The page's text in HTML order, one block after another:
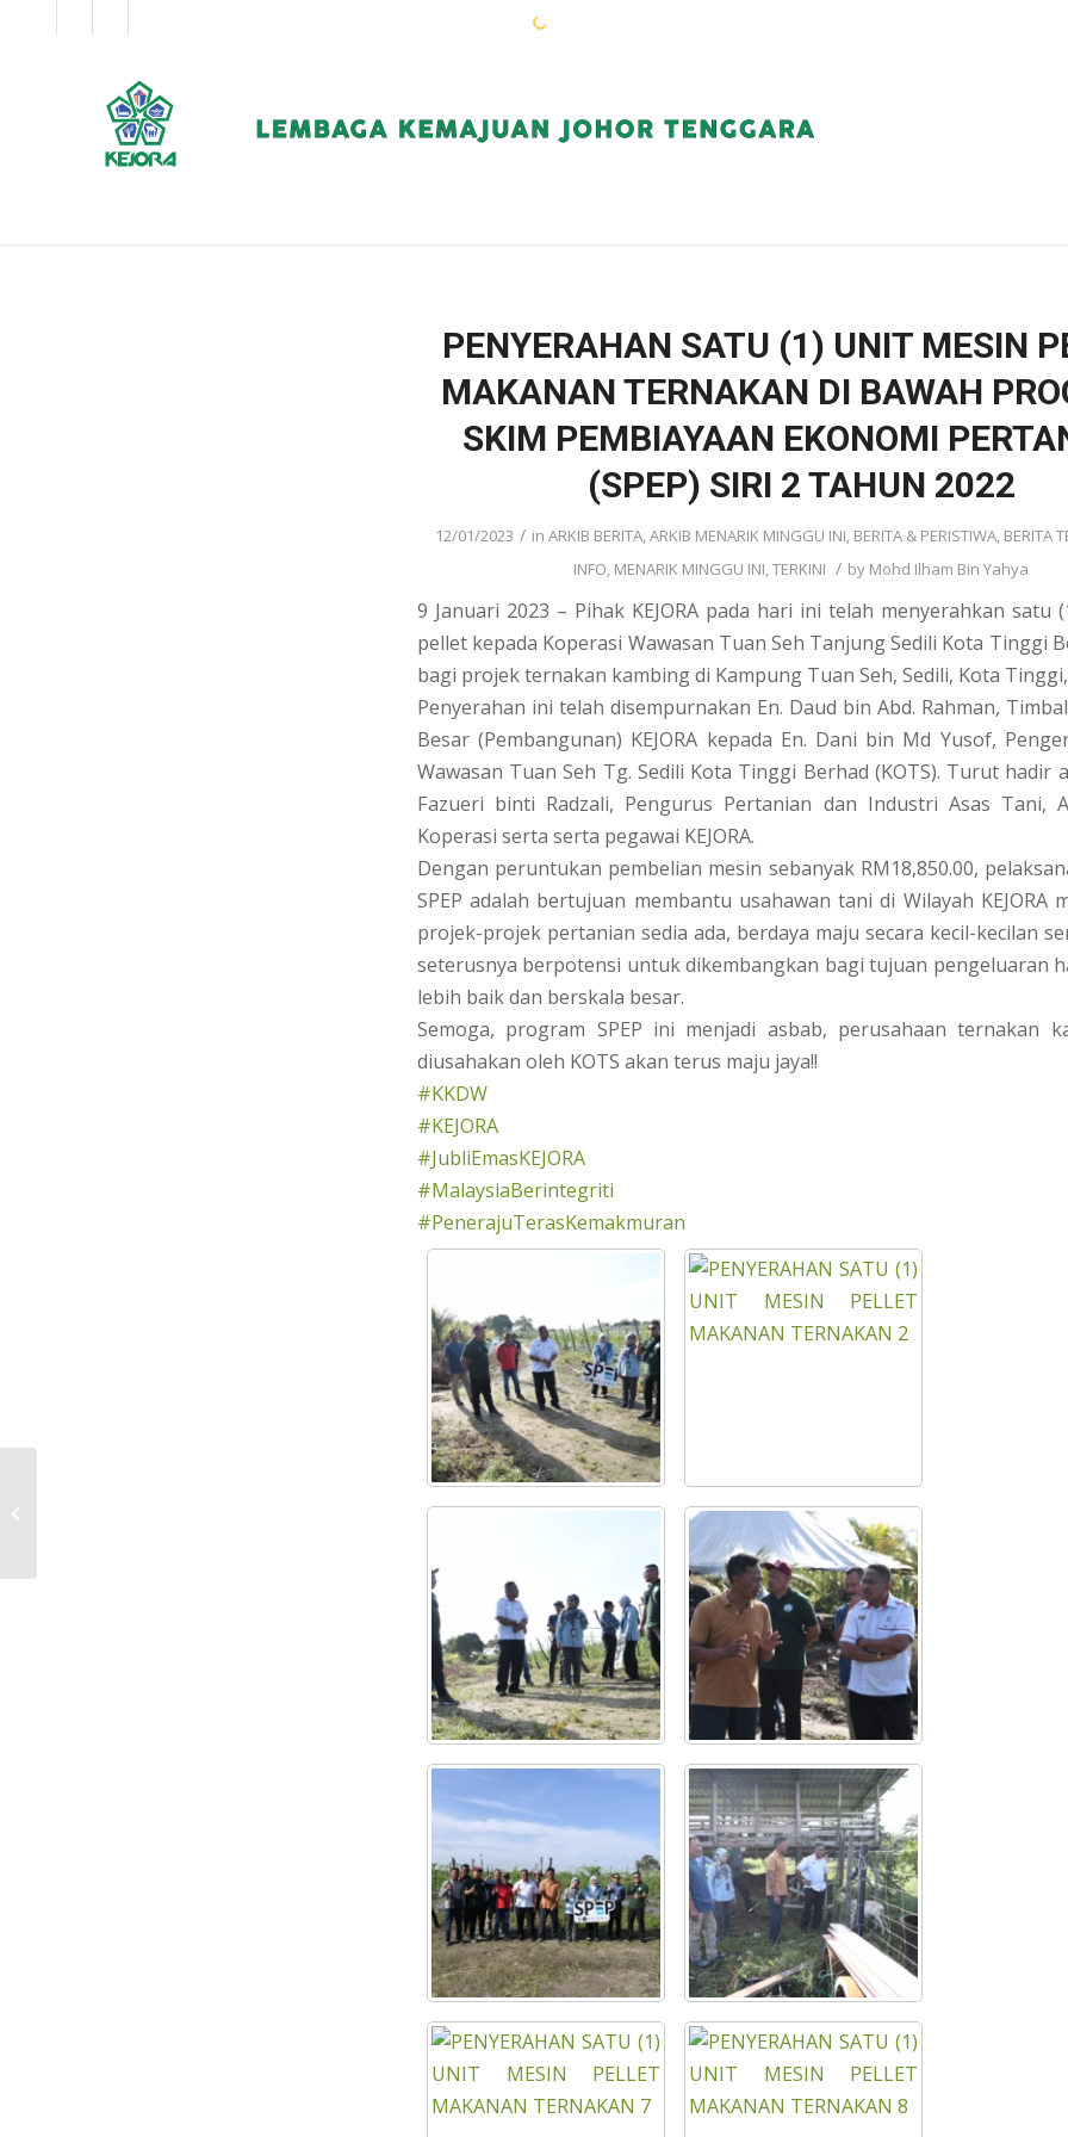
PENYERAHAN SATU (1) UNIT MESIN
MAKANAN TERNAKAN DI BAWAH
SKIM PEMBIAYAAN EKONOMI
(SPEP) SIRI 2 TAHUN 2022
12/01/2023 / in ARKIB BERITA,ARKIB MENARIK MINGGU INI, BERITA & PERISTIWA, BERITA
INFO, MENARIK MINGGU INI,TERKINI / by Mohd Ilham Bin Yahya
9 Januari 2023 – Pihak KEJORA pada hari ini telah menyerahkan satu
pellet kepada Koperasi Wawasan Tuan Seh Tanjung Sedili Kota Tinggi
bagi projek ternakan kambing di Kampung Tuan Seh, Sedili, Kota
Penyerahan ini telah disempurnakan En. Daud bin Abd. Rahman,
Besar (Pembangunan) KEJORA kepada En. Dani bin Md Yusof,
Wawasan Tuan Seh Tg. Sedili Kota Tinggi Berhad (KOTS). Turut hadir
Fazueri binti Radzali, Pengurus Pertanian dan Industri Asas Tani,
Koperasi serta serta pegawai KEJORA.
Dengan peruntukan pembelian mesin sebanyak RM18,850.00,
SPEP adalah bertujuan membantu usahawan tani di Wilayah KEJORA
projek-projek pertanian sedia ada, berdaya maju secara kecil-kecilan
seterusnya berpotensi untuk dikembangkan bagi tujuan pengeluaran
lebih baik dan berskala besar.
Semoga, program SPEP ini menjadi asbab, perusahaan ternakan
diusahakan oleh KOTS akan terus maju jaya!!
#KKDW
#KEJORA
#JubliEmasKEJORA
#MalaysiaBerintegriti
#PenerajuTerasKemakmuran